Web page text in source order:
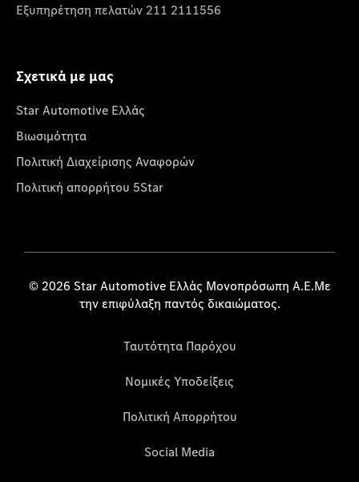
Εξυπηρέτηση πελατών 211 2111556
Σχετικά με μας
Star Automotive Ελλάς
Βιωσιμότητα
Πολιτική Διαχείρισης Αναφορών
Πολιτική απορρήτου 5Star
© 2026 Star Automotive Ελλάς Μονοπρόσωπη Α.Ε.Με
την επιφύλαξη παντός δικαιώματος.
Ταυτότητα Παρόχου
Νομικές Υποδείξεις
Πολιτική Απορρήτου
Social Media